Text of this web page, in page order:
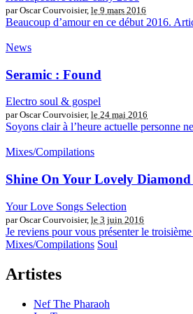
par Oscar Courvoisier, le 9 mars 2016
Beaucoup d’amour en ce début 2016.
News
Seramic : Found
Electro soul & gospel
par Oscar Courvoisier, le 24 mai 2016
Soyons clair à l’heure actuelle personne
Mixes/Compilations
Shine On Your Lovely Diamond
Your Love Songs Selection
par Oscar Courvoisier, le 3 juin 2016
Je reviens pour vous présenter le
Mixes/Compilations Soul
Artistes
Nef The Pharaoh